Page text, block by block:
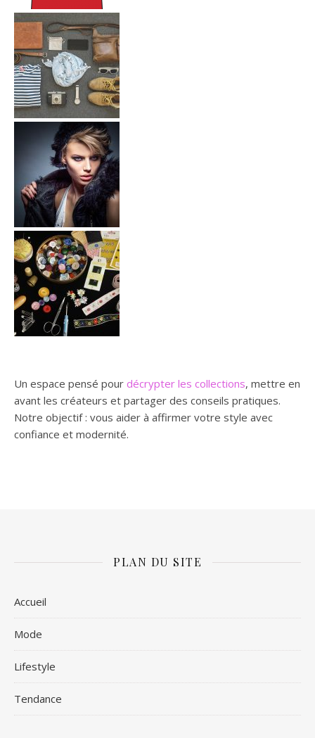
Un espace pensé pour décrypter les collections, mettre en
avant les créateurs et partager des conseils pratiques.
Notre objectif : vous aider à affirmer votre style avec
confiance et modernité.
PLAN DU SITE
Accueil
Mode
Lifestyle
Tendance